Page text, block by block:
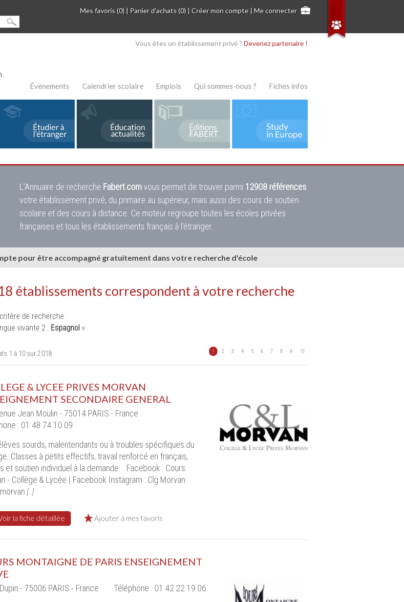
Mes favoris (0) | Panier d'achats (0) |Créer mon compte |Me connecter
Vous êtes un établissement privé ? Devenez partenaire !
Évènements Calendrier scolaire Emplois Qui sommes-nous ? Fiches infos
L'Annuaire de recherche Fabert.comvous permet de trouver parmi 12908 références
votre établissement privé, du primaire au supérieur, mais aussi des cours de soutien
scolaire et des cours à distance. Ce moteur regroupe toutes les écoles privées
françaises et tous les établissements français à l'étranger.
pour être accompagné gratuitement dans votre recherche d'école
établissements correspondent à votre recherche
de recherche :
vivante 2 : Espagnol ×
1 à 10 sur 2 018 1 2 3 4 5 6 7 8 9 10
& LYCEE PRIVES MORVAN
SECONDAIRE GENERAL
Jean Moulin - 75014 PARIS - France
: 01 48 74 10 09
sourds, malentendants ou à troubles spécifiques du
Classes à petits effectifs, travail renforcé en français,
et soutien individuel à la demande. Facebook : Cours
- Collège & Lycée | Facebook Instagram : Clg Morvan
[…]
la fiche détaillée Ajouter à mes favoris
MONTAIGNE DE PARIS ENSEIGNEMENT
- 75006 PARIS - France
Téléphone : 01 42 22 19 06